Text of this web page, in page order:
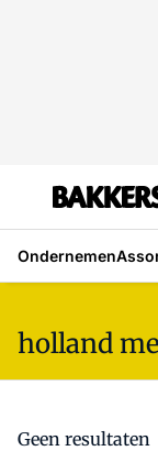
Ondernemen
holland
Geen resultaten